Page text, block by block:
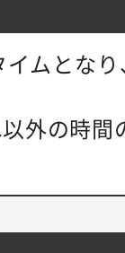
イムとな
外の時間